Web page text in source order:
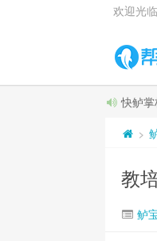
欢迎光临
快鲈
>
教
鲈